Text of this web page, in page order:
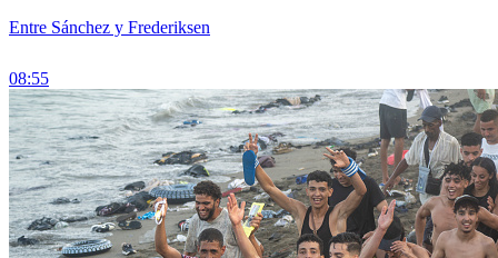
Entre Sánchez y Frederiksen
08:55